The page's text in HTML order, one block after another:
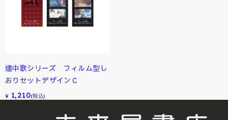
燼中歌シリーズ フィルム型し
おりセットデザインＣ
¥ 1,210(税込)